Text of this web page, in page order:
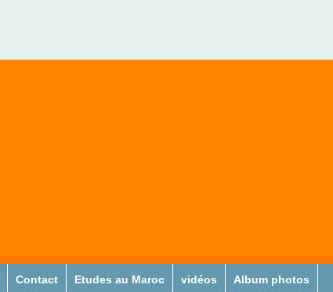
Contact Etudes au Maroc vidéos Album photos